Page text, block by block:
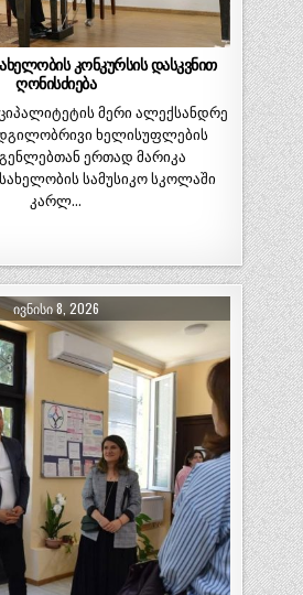
კონკურსის დასკვნით
ღონისძიება
მერი ალექსანდრე
ხელისუფლების
ერთად მარიკა
სამუსიკო სკოლაში
კარლ…
ᲘᲕᲜᲘᲡᲘ 8, 2026